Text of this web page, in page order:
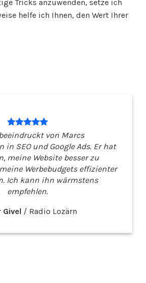
Tricks anzuwenden, setze ich
helfe ich Ihnen, den Wert Ihrer
von Marcs
in SEO und Google Ads. Er hat
meine Website besser zu
Werbebudgets effizienter
Ich kann ihn wärmstens
empfehlen.
Givel / Radio Lozärn